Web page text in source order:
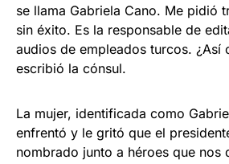
se llama Gabriela Cano. Me pidió
sin éxito. Es la responsable de
audios de empleados turcos. ¿Así
escribió la cónsul.
La mujer, identificada como
enfrentó y le gritó que el
nombrado junto a héroes que nos